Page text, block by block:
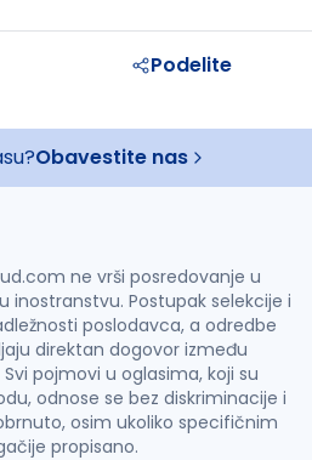
Podelite
Obavestite nas
ne vrši posredovanje u
inostranstvu. Postupak selekcije i
poslodavca, a odredbe
direktan dogovor između
pojmovi u oglasima, koji su
odnose se bez diskriminacije i
osim ukoliko specifičnim
propisano.